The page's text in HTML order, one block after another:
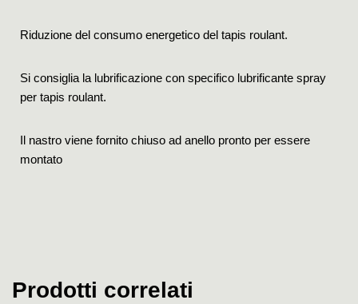
Riduzione del consumo energetico del tapis roulant.
Si consiglia la lubrificazione con specifico lubrificante spray
per tapis roulant.
Il nastro viene fornito chiuso ad anello pronto per essere
montato
Prodotti correlati